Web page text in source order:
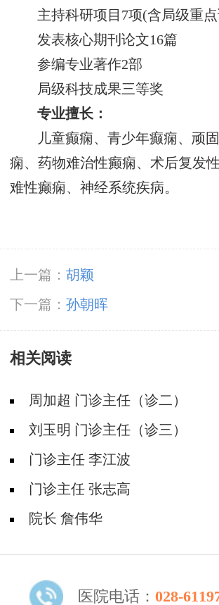
主持科研项目7项(含局级重
发表核心期刊论文16篇
参编专业著作2部
局级科技成果三等奖
专业擅长：
儿童癫痫、青少年癫痫、顽
痫、药物难治性癫痫、术后复发
难性癫痫、神经系统疾病。
上一篇： 胡颖
下一篇： 孙朝晖
相关阅读
周加超 门诊主任（诊二）
刘玉明 门诊主任（诊三）
门诊主任 李江波
门诊主任 张志高
院长 詹伟华
医院电话： 028-